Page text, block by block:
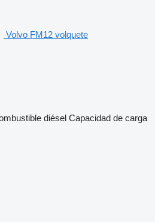
Volvo FM12 volquete
diésel Capacidad de carga